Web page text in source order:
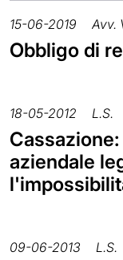
15-06-2019 Avv.
Obbligo di
18-05-2012 L.S.
aziendale
09-06-2013 L.S.